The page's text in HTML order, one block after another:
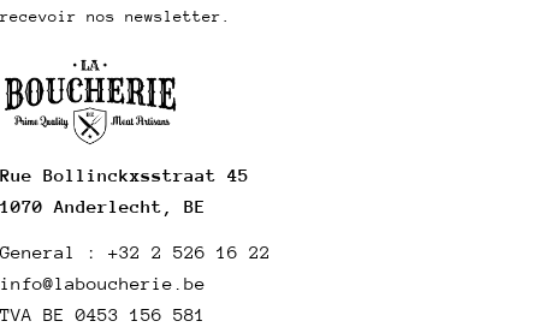
Rue Bollinckxsstraat 45
1070 Anderlecht, BE
General : +32 2 526 16 22
info@laboucherie.be
TVA BE 0453 156 581
recevoir nos newsletter.